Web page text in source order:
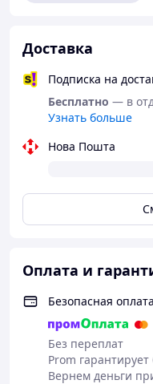
Доставка
Подписка на
Бесплатно — в
Узнать больше
Нова Пошта
Оплата и
Безопасная
Без переплат
Prom гарантирует
Вернем деньги